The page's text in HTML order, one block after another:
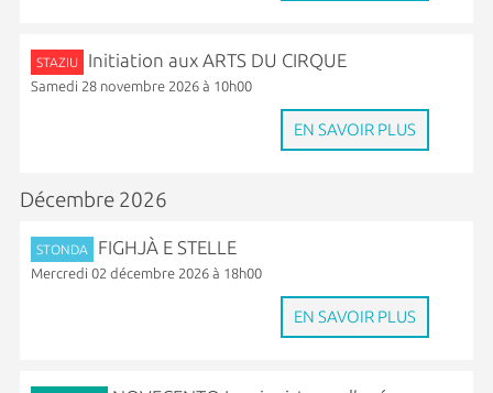
STAZIU Initiation aux ARTS DU CIRQUE
Samedi 28 novembre 2026 à 10h00
EN SAVOIR PLUS
Décembre 2026
STONDA FIGHJÀ E STELLE
Mercredi 02 décembre 2026 à 18h00
EN SAVOIR PLUS